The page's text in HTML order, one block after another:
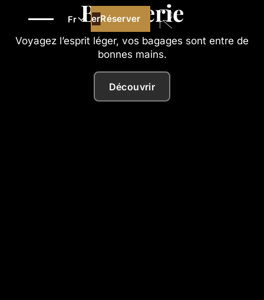
Fr Réserver
Réserver
Bagagerie
Voyagez l’esprit léger, vos bagages sont entre de
bonnes mains.
Découvrir